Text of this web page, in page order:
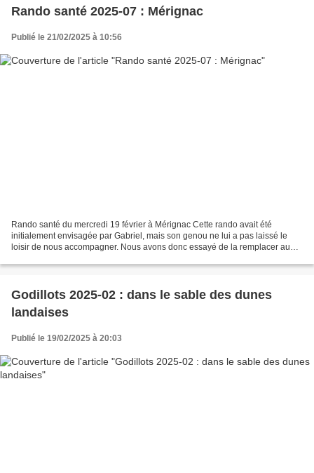
Rando santé 2025-07 : Mérignac
Publié le 21/02/2025 à 10:56
Rando santé du mercredi 19 février à Mérignac Cette rando avait été
initialement envisagée par Gabriel, mais son genou ne lui a pas laissé le
loisir de nous accompagner. Nous avons donc essayé de la remplacer au
Godillots 2025-02 : dans le sable des dunes
landaises
Publié le 19/02/2025 à 20:03